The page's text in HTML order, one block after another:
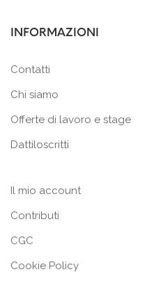
INFORMAZIONI
Contatti
Chi siamo
Offerte di lavoro e stage
Dattiloscritti
Il mio account
Contributi
CGC
Cookie Policy